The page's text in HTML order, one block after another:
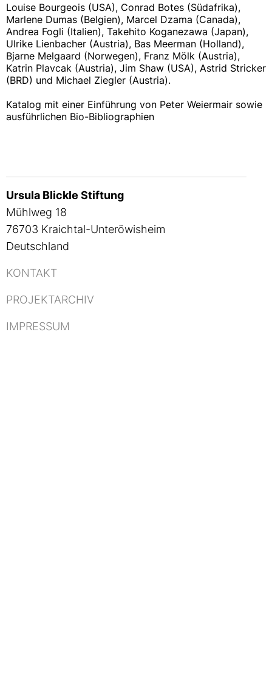
Louise Bourgeois (USA), Conrad Botes (Südafrika),
Marlene Dumas (Belgien), Marcel Dzama (Canada),
Andrea Fogli (Italien), Takehito Koganezawa (Japan),
Ulrike Lienbacher (Austria), Bas Meerman (Holland),
Bjarne Melgaard (Norwegen), Franz Mölk (Austria),
Katrin Plavcak (Austria), Jim Shaw (USA), Astrid Stricker
(BRD) und Michael Ziegler (Austria).
Katalog mit einer Einführung von Peter Weiermair sowie
ausführlichen Bio-Bibliographien
Ursula Blickle Stiftung
Mühlweg 18
76703 Kraichtal-Unteröwisheim
Deutschland
KONTAKT
PROJEKTARCHIV
IMPRESSUM